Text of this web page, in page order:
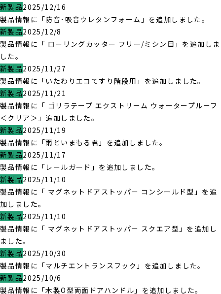
新製品2025/12/16
製品情報に「防音･吸音ウレタンフォーム」を追加しました。
新製品2025/12/8
製品情報に「 ローリングカッター フリー/ミシン目」を追加しま
した。
新製品2025/11/27
製品情報に「いたわりエコてすり階段用」を追加しました。
新製品2025/11/21
製品情報に「 ゴリラテープ エクストリーム ウォータープルーフ
＜クリア＞」追加しました。
新製品2025/11/19
製品情報に「雨といまもる君」を追加しました。
新製品2025/11/17
製品情報に「レールガード」を追加しました。
新製品2025/11/10
製品情報に「 マグネットドアストッパー コンシールド型」を追
加しました。
新製品2025/11/10
製品情報に「 マグネットドアストッパー スクエア型」を追加し
ました。
新製品2025/10/30
製品情報に「マルチエントランスフック」を追加しました。
新製品2025/10/6
製品情報に「木製O型両面ドアハンドル」を追加しました。